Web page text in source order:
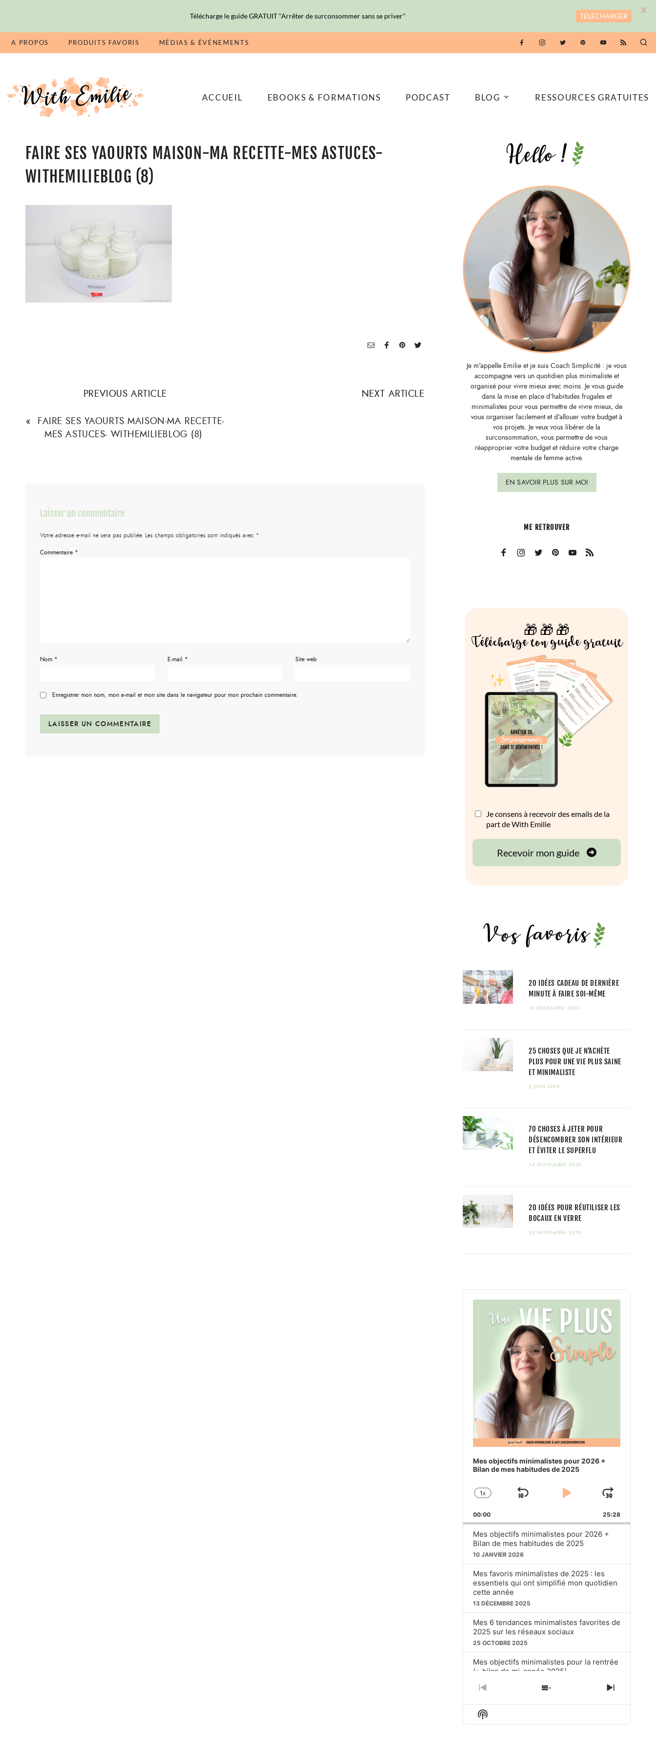
A PROPOS PRODUITS FAVORIS MÉDIAS & ÉVÉNEMENTS
ACCUEIL EBOOKS & FORMATIONS PODCAST BLOG RESSOURCES GRATUITES
FAIRE SES YAOURTS MAISON-MA RECETTE-MES ASTUCES-
WITHEMILIEBLOG (8)
PREVIOUS ARTICLE
« FAIRE SES YAOURTS MAISON-MA RECETTE-
MES ASTUCES- WITHEMILIEBLOG (8)
NEXT ARTICLE
Laisser un commentaire
Votre adresse e-mail ne sera pas publiée. Les champs obligatoires sont indiqués avec *
Commentaire *
Nom * E-mail * Site web
Enregistrer mon nom, mon e-mail et mon site dans le navigateur pour mon prochain commentaire.
Je m'appelle Emilie et je suis Coach Simplicité : je vous
accompagne vers un quotidien plus minimaliste et
organisé pour vivre mieux avec moins. Je vous guide
dans la mise en place d'habitudes frugales et
minimalistes pour vous permettre de vivre mieux, de
vous organiser facilement et d'allouer votre budget à
vos projets. Je veux vous libérer de la
surconsommation, vous permettre de vous
réapproprier votre budget et réduire votre charge
mentale de femme active.
EN SAVOIR PLUS SUR MOI
ME RETROUVER
20 IDÉES CADEAU DE DERNIÈRE
MINUTE À FAIRE SOI-MÊME
18 DÉCEMBRE 2019
25 CHOSES QUE JE N’ACHÈTE
PLUS POUR UNE VIE PLUS SAINE
ET MINIMALISTE
2 JUIN 2019
70 CHOSES À JETER POUR
DÉSENCOMBRER SON INTÉRIEUR
ET ÉVITER LE SUPERFLU
14 NOVEMBRE 2018
20 IDÉES POUR RÉUTILISER LES
BOCAUX EN VERRE
20 NOVEMBRE 2019
Audio
Mes objectifs minimalistes pour 2026 +
Bilan de mes habitudes de 2025
CHANGE
RATE
1X
SKIP
BACKWARD
PLAY
PAUSE
JUMP
00:00 25:28
Mes objectifs minimalistes pour 2026 +
Bilan de mes habitudes de 2025
10 JANVIER 2026
Mes favoris minimalistes de 2025 : les
essentiels qui ont simplifié mon quotidien
cette année
13 DÉCEMBRE 2025
Mes 6 tendances minimalistes favorites de
2025 sur les réseaux sociaux
25 OCTOBRE 2025
Mes objectifs minimalistes pour la rentrée
(+ bilan de mi-année 2025)
20 SEPTEMBRE 2025
j’utilise toujours en tant que minimaliste
PREVIOUS
EPISODE
SHOW
EPISODES
NEXT
Show
Podcast
Télécharge le guide GRATUIT "Arrêter de surconsommer sans se priver" TÉLÉCHARGER
X